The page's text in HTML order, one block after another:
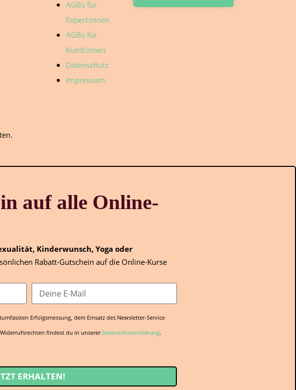
AGBs für
Expert:innen
AGBs für
Kund:innen
Datenschutz
Impressum
auf alle Online-
Kinderwunsch, Yoga oder
Rabatt-Gutschein auf die Online-Kurse
Erfolgsmessung, dem Einsatz des Newsletter-Service
findest du in unserer Datenschutzerklärung.
ERHALTEN!